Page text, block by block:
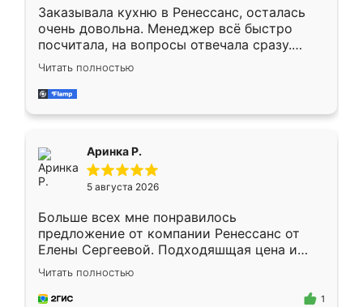
Заказывала кухню в Ренессанс, осталась
очень довольна. Менеджер всё быстро
посчитала, на вопросы отвечала сразу.
Замерщик приехал в субботу, подошёл к
делу со всей ответственностью. Собрали
за день, ребята работали аккуратно, даже
Читать полностью
Аринка Р.
5 августа 2026
Больше всех мне понравилось
предложение от компании Ренессанс от
Елены Сергеевой. Подходяшщая цена и
короткие сроки изготовления. Приехавший
для замера сотрудник Владислав
предложил по моему эскизу самый
Читать полностью
1